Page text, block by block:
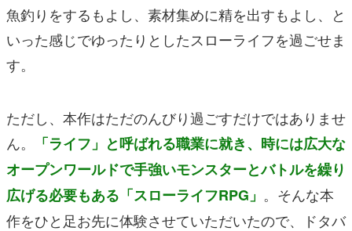
魚釣りをするもよし、素材集めに精を出すもよし、と
いった感じでゆったりとしたスローライフを過ごせま
す。
ただし、本作はただのんびり過ごすだけではありませ
ん。
「ライフ」と呼ばれる職業に就き、時には広大な
オープンワールドで手強いモンスターとバトルを繰り
広げる必要もある「スローライフRPG」 。そんな本
作をひと足お先に体験させていただいたので、ドタバ